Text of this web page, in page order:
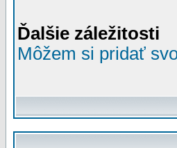
Ďalšie záležitosti
Môžem si pridať